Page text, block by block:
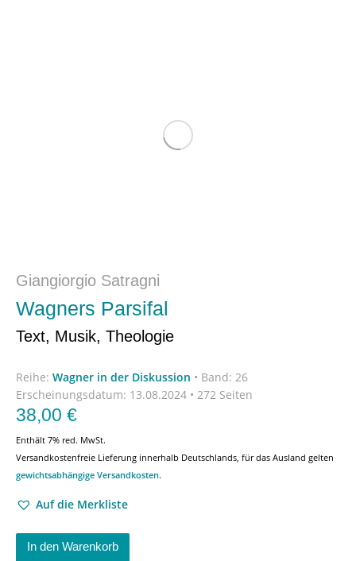
Giangiorgio Satragni
Wagners Parsifal
Text, Musik, Theologie
Reihe: Wagner in der Diskussion • Band: 26
Erscheinungsdatum: 13.08.2024 • 272 Seiten
38,00 €
Enthält 7% red. MwSt.
Versandkostenfreie Lieferung innerhalb Deutschlands, für das Ausland gelten
gewichtsabhängige Versandkosten.
Auf die Merkliste
In den Warenkorb